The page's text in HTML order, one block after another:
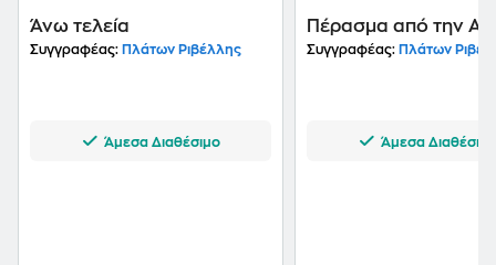
φωτογραφικές εκθέσεις και εκδόσεις. Είναι τακτικός
αρθρογράφος σε εφημερίδες και σε περιοδικά.
περιεχόμενο και ένα φωτογραφικό περιοδικό
Άνω τελεία
Συγγραφέας: Πλάτων Ριβέλλης
Άμεσα Διαθέσιμο
Πέρασμα από την
Συγγραφέας: Πλάτων
Άμεσα Διαθέσιμο